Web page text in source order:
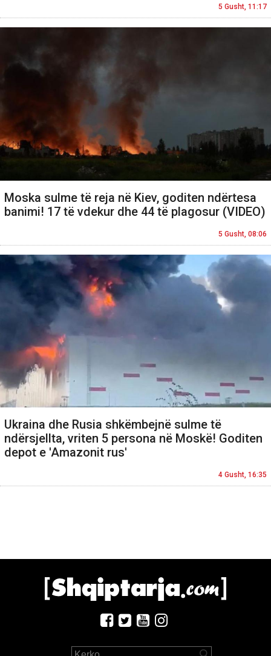
5 Gusht, 11:17
Moska sulme të reja në Kiev, goditen ndërtesa
banimi! 17 të vdekur dhe 44 të plagosur (VIDEO)
5 Gusht, 08:06
Ukraina dhe Rusia shkëmbejnë sulme të
ndërsjellta, vriten 5 persona në Moskë! Goditen
depot e 'Amazonit rus'
4 Gusht, 16:35